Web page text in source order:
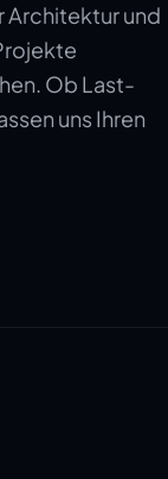
Architektur und
Ob Last-
uns Ihren